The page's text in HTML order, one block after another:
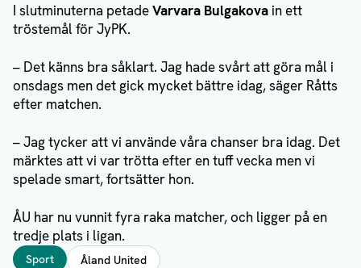
I slutminuterna petadeVarvara Bulgakova in ett
tröstemål för JyPK.
– Det känns bra såklart. Jag hade svårt att göra mål i
onsdags men det gick mycket bättre idag, säger Råtts
efter matchen.
– Jag tycker att vi använde våra chanser bra idag. Det
märktes att vi var trötta efter en tuff vecka men vi
spelade smart, fortsätter hon.
ÅU har nu vunnit fyra raka matcher, och ligger på en
tredje plats i ligan.
Taggar
Sport Åland United